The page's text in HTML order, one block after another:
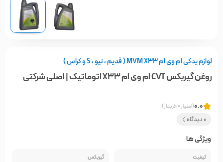
لوازم یدکی ام وی ام MVM X33 ( قدیم ، نیو ، S و کراس )
روغن گیربکس CVT ام وی ام X33 اتوماتیک | اصلی شرکتی
0.0(امتیاز 0 خریدار)
0 دیدگاه
ویژگی ها
کیفیت گیربکس